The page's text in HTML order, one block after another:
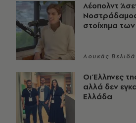
Λέοπολντ
Νοστράδαμος
στοίχημα
Λουκάς
Οι Έλληνες
αλλά δεν
Ελλάδα